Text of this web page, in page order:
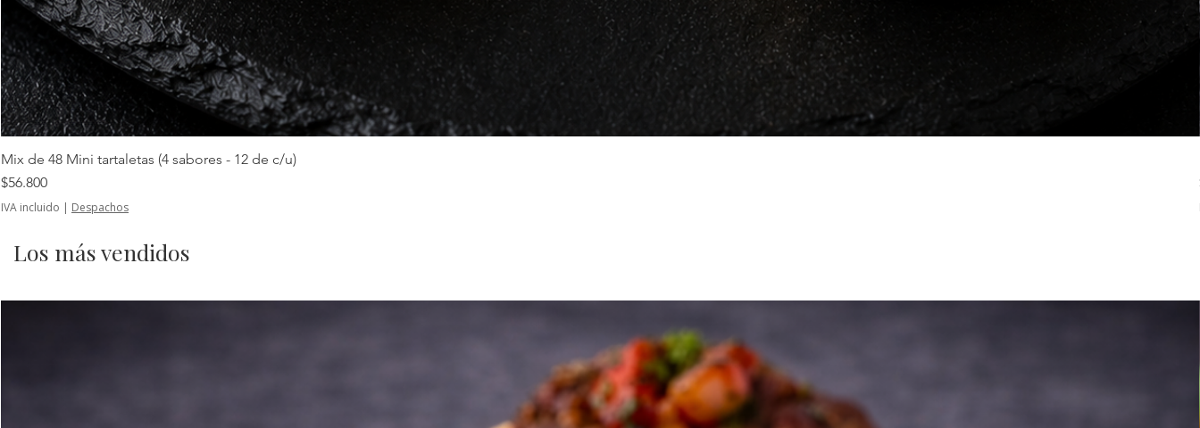
Mix de 48 Mini tartaletas (4 sabores - 12 de c/u)
Precio
$56.800
IVA incluido | Despachos
Los más vendidos